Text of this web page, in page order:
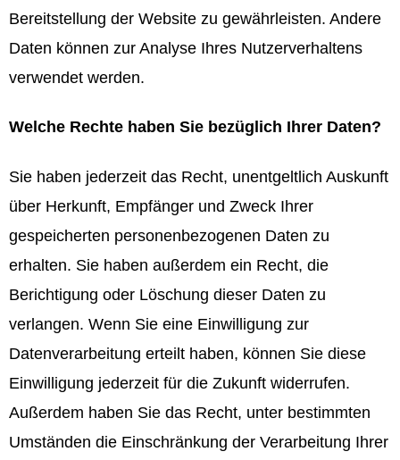
Bereitstellung der Website zu gewährleisten. Andere
Daten können zur Analyse Ihres Nutzerverhaltens
verwendet werden.
Welche Rechte haben Sie bezüglich Ihrer Daten?
Sie haben jederzeit das Recht, unentgeltlich Auskunft
über Herkunft, Empfänger und Zweck Ihrer
gespeicherten personenbezogenen Daten zu
erhalten. Sie haben außerdem ein Recht, die
Berichtigung oder Löschung dieser Daten zu
verlangen. Wenn Sie eine Einwilligung zur
Datenverarbeitung erteilt haben, können Sie diese
Einwilligung jederzeit für die Zukunft widerrufen.
Außerdem haben Sie das Recht, unter bestimmten
Umständen die Einschränkung der Verarbeitung Ihrer